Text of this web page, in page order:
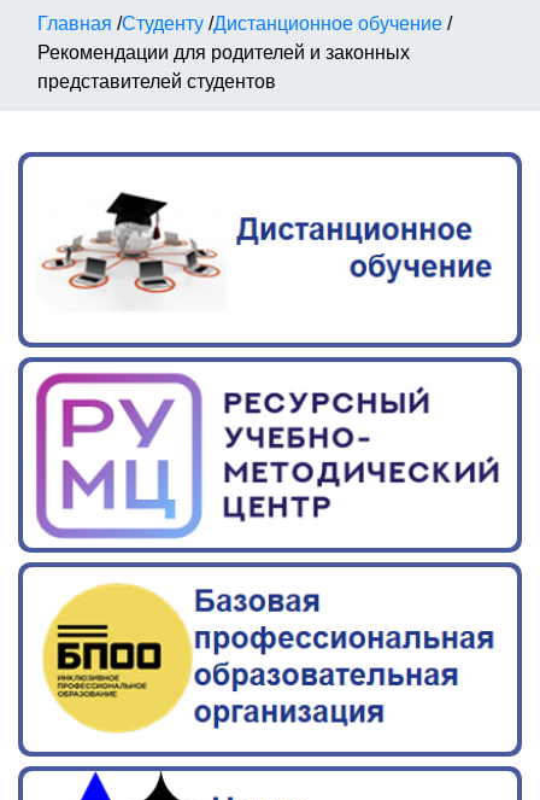
Главная /Студенту /Дистанционное обучение /
Рекомендации для родителей и законных
представителей студентов